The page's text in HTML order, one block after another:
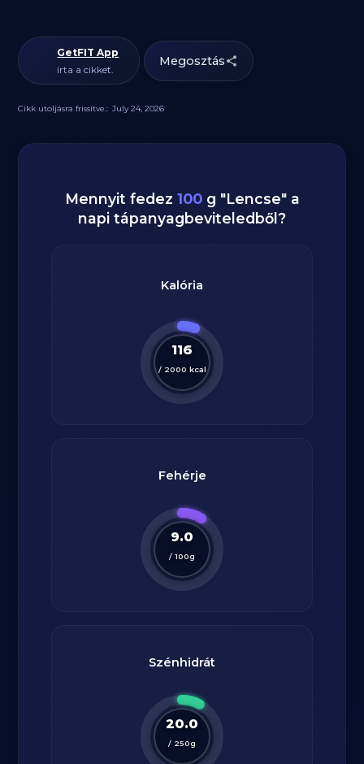
GetFIT App
írta a cikket.
Megosztás
Cikk utoljásra frissítve.: July 24, 2026
Mennyit fedez 100 g "Lencse" a
napi tápanyagbeviteledből?
Kalória
116
/ 2000 kcal
Fehérje
9.0
/ 100g
Szénhidrát
20.0
/ 250g